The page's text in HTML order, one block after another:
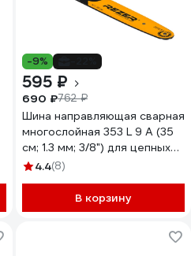
-9%
595 ₽
690 ₽762 ₽
Шина направляющая сварная
многослойная 353 L 9 A (35
см; 1.3 мм; 3/8") для цепных
пил Rezer 03.016.00002
4.4(8)
В корзину